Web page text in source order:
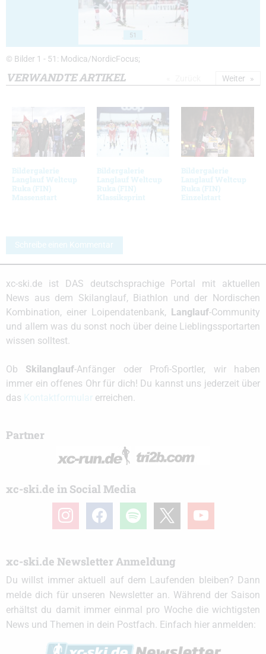
51
© Bilder 1 - 51: Modica/NordicFocus;
VERWANDTE ARTIKEL
Bildergalerie
Langlauf Weltcup
Ruka (FIN)
Massenstart
Bildergalerie
Langlauf Weltcup
Ruka (FIN)
Klassiksprint
Bildergalerie
Langlauf Weltcup
Ruka (FIN)
Einzelstart
Weiter
Schreibe einen Kommentar
xc-ski.de ist DAS deutschsprachige Portal mit aktuellen
News aus dem Skilanglauf, Biathlon und der Nordischen
Kombination, einer Loipendatenbank,
Langlauf-Community
und allem was du sonst noch über deine Lieblingssportarten
wissen solltest.
Ob Skilanglauf-Anfänger oder Profi-Sportler, wir haben
immer ein offenes Ohr für dich! Du kannst uns jederzeit über
das
erreichen.
Partner
xc-ski.de in Social Media
instagramfacebook spotify youtube
xc-ski.de Newsletter Anmeldung
Du willst immer aktuell auf dem Laufenden bleiben? Dann
melde dich für unseren Newsletter an. Während der Saison
erhältst du damit immer einmal pro Woche die wichtigsten
News und Themen in dein Postfach. Einfach hier anmelden: